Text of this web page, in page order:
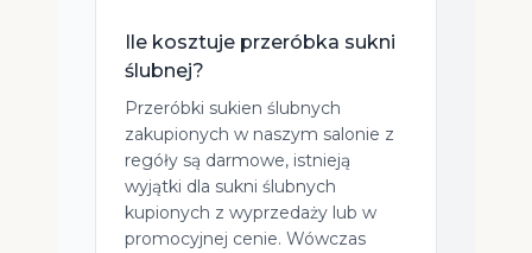
Ile kosztuje przeróbka sukni
ślubnej?
Przeróbki sukien ślubnych
zakupionych w naszym salonie z
regóły są darmowe, istnieją
wyjątki dla sukni ślubnych
kupionych z wyprzedaży lub w
promocyjnej cenie. Wówczas